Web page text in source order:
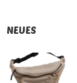
NEUES